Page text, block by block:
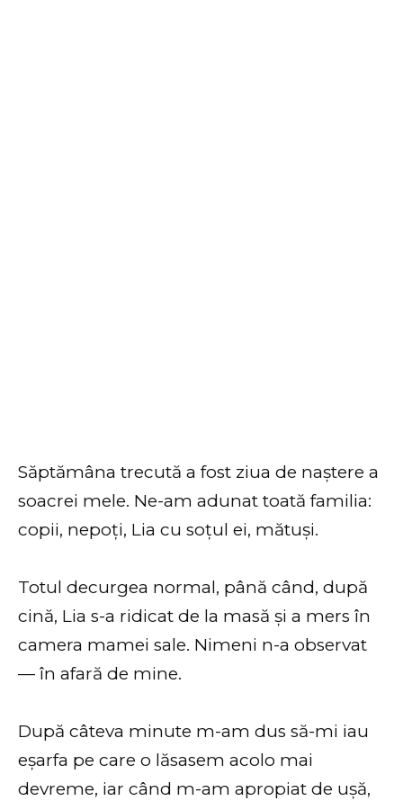
Săptămâna trecută a fost ziua de naștere a
soacrei mele. Ne-am adunat toată familia:
copii, nepoți, Lia cu soțul ei, mătuși.
Totul decurgea normal, până când, după
cină, Lia s-a ridicat de la masă și a mers în
camera mamei sale. Nimeni n-a observat
— în afară de mine.
După câteva minute m-am dus să-mi iau
eșarfa pe care o lăsasem acolo mai
devreme, iar când m-am apropiat de ușă,